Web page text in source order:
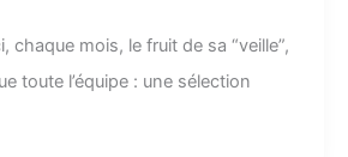
chaque mois, le fruit de sa “veille”,
toute l’équipe : une sélection